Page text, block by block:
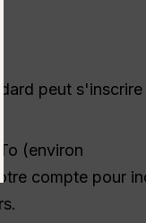
peut s'inscrire
(environ
compte pour